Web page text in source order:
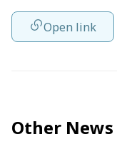
Open link
Other News